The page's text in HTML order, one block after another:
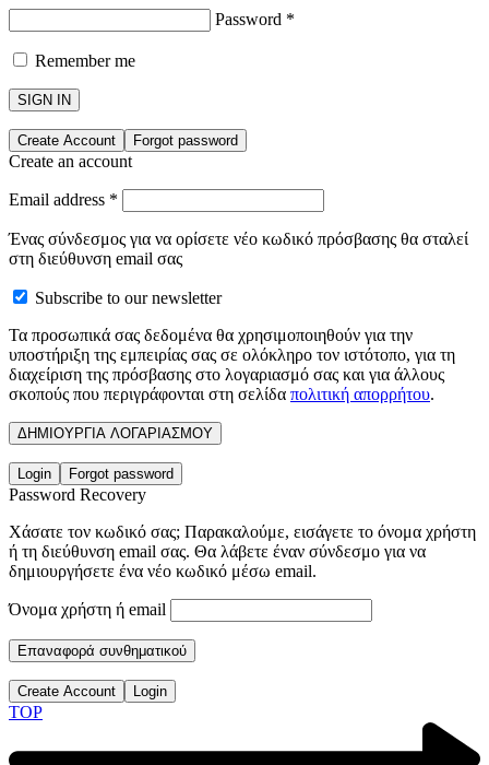
Password *
Remember me
SIGN IN
Create Account Forgot password
Create an account
Email address *
Ένας σύνδεσμος για να ορίσετε νέο κωδικό πρόσβασης θα σταλεί
στη διεύθυνση email σας
Subscribe to our newsletter
Τα προσωπικά σας δεδομένα θα χρησιμοποιηθούν για την
υποστήριξη της εμπειρίας σας σε ολόκληρο τον ιστότοπο, για τη
διαχείριση της πρόσβασης στο λογαριασμό σας και για άλλους
σκοπούς που περιγράφονται στη σελίδα πολιτική απορρήτου.
ΔΗΜΙΟΥΡΓΙΑ ΛΟΓΑΡΙΑΣΜΟΥ
Login Forgot password
Password Recovery
Χάσατε τον κωδικό σας; Παρακαλούμε, εισάγετε το όνομα χρήστη
ή τη διεύθυνση email σας. Θα λάβετε έναν σύνδεσμο για να
δημιουργήσετε ένα νέο κωδικό μέσω email.
Όνομα χρήστη ή email
Επαναφορά συνθηματικού
Create Account Login
TOP